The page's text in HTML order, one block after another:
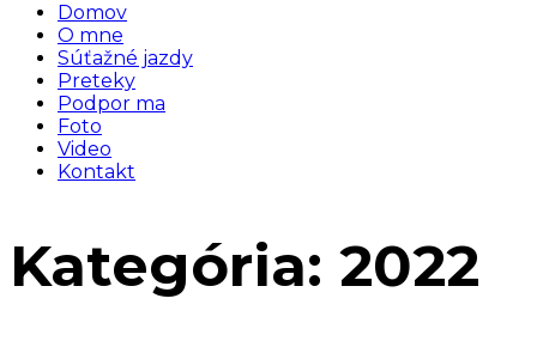
Domov
O mne
Súťažné jazdy
Preteky
Podpor ma
Foto
Video
Kontakt
Kategória: 2022